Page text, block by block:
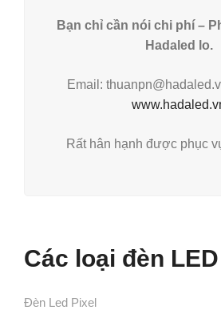
Bạn chỉ cần nói chi phí –
Hadaled lo.
Email:
Rất hân hạnh được phục
Các loại đèn LED
Đèn Led Pixel